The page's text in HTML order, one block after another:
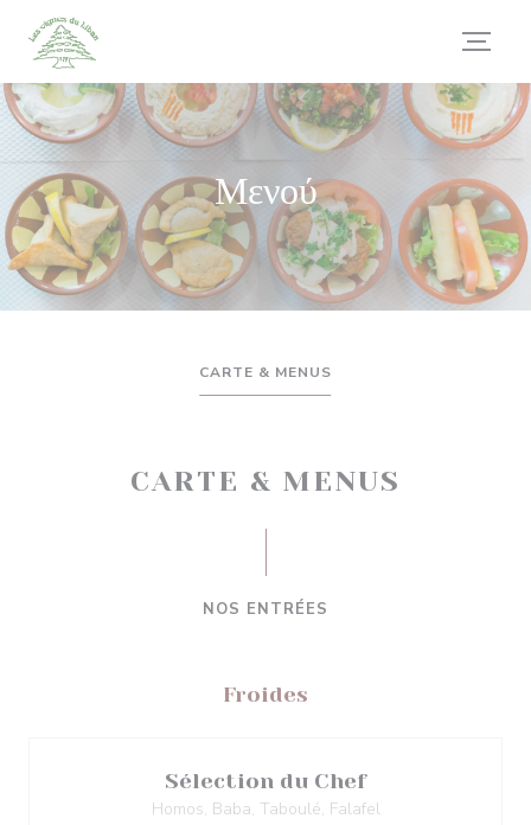
Πίνακας διαχείρισης "Μπισκότων" (Cookies)
Μενού
CARTE & MENUS
CARTE & MENUS
NOS ENTRÉES
Froides
Sélection du Chef
Homos, Baba, Taboulé, Falafel